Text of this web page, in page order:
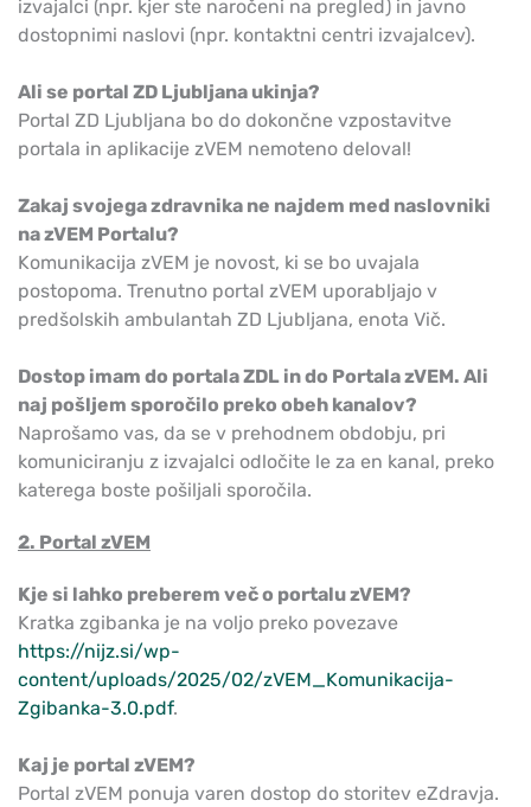
izvajalci (npr. kjer ste naročeni na pregled) in javno
dostopnimi naslovi (npr. kontaktni centri izvajalcev).
Ali se portal ZD Ljubljana ukinja?
Portal ZD Ljubljana bo do dokončne vzpostavitve
portala in aplikacije zVEM nemoteno deloval!
Zakaj svojega zdravnika ne najdem med naslovniki
na zVEM Portalu?
Komunikacija zVEM je novost, ki se bo uvajala
postopoma. Trenutno portal zVEM uporabljajo v
predšolskih ambulantah ZD Ljubljana, enota Vič.
Dostop imam do portala ZDL in do Portala zVEM. Ali
naj pošljem sporočilo preko obeh kanalov?
Naprošamo vas, da se v prehodnem obdobju, pri
komuniciranju z izvajalci odločite le za en kanal, preko
katerega boste pošiljali sporočila.
2. Portal zVEM
Kje si lahko preberem več o portalu zVEM?
Kratka zgibanka je na voljo preko povezave
https://nijz.si/wp-
content/uploads/2025/02/zVEM_Komunikacija-
Zgibanka-3.0.pdf.
Kaj je portal zVEM?
Portal zVEM ponuja varen dostop do storitev eZdravja.